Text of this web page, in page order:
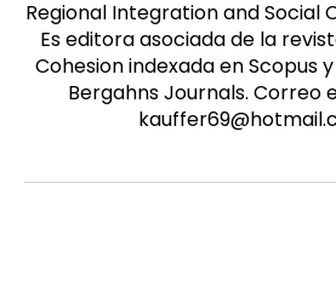
Regional Integration and Social
Es editora asociada de la
Cohesion indexada en Scopus
Bergahns Journals. Correo